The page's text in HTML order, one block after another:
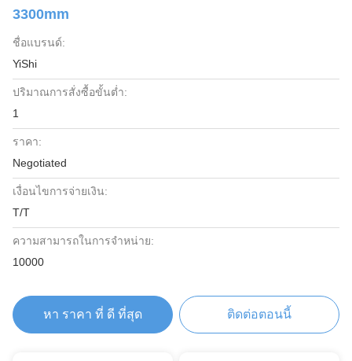
3300mm
ชื่อแบรนด์:
YiShi
ปริมาณการสั่งซื้อขั้นต่ำ:
1
ราคา:
Negotiated
เงื่อนไขการจ่ายเงิน:
T/T
ความสามารถในการจําหน่าย:
10000
หา ราคา ที่ ดี ที่สุด ติดต่อตอนนี้